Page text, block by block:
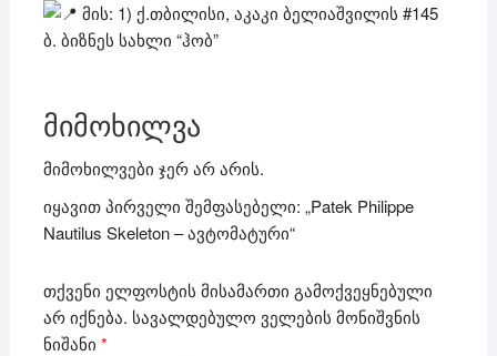
მის: 1) ქ.თბილისი, აკაკი ბელიაშვილის #145
ბ. ბიზნეს სახლი “ჰობ”
მიმოხილვა
მიმოხილვები ჯერ არ არის.
იყავით პირველი შემფასებელი: „Patek Philippe
Nautilus Skeleton – ავტომატური“
თქვენი ელფოსტის მისამართი გამოქვეყნებული
არ იქნება. სავალდებულო ველების მონიშვნის
ნიშანი *